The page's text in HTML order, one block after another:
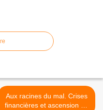
Aux racines du mal. Crises
financières et ascension de